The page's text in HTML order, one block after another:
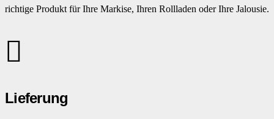
richtige Produkt für Ihre Markise, Ihren Rollladen oder Ihre Jalousie.
Lieferung